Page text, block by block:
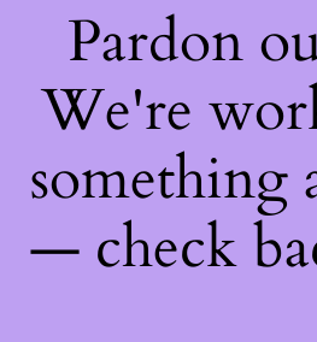
Pardon
We're
something
— check